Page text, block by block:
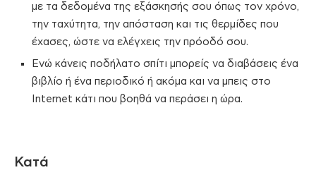
με τα δεδομένα της εξάσκησής σου όπως τον χρόνο,
την ταχύτητα, την απόσταση και τις θερμίδες που
έχασες, ώστε να ελέγχεις την πρόοδό σου.
Ενώ κάνεις ποδήλατο σπίτι μπορείς να διαβάσεις ένα
βιβλίο ή ένα περιοδικό ή ακόμα και να μπεις στο
Internet κάτι που βοηθά να περάσει η ώρα.
Κατά